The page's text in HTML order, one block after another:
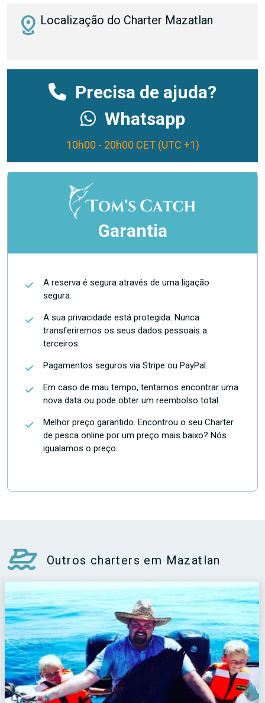
distance Localização do Charter Mazatlan
Precisa de ajuda?
Whatsapp
10h00 - 20h00 CET (UTC +1)
Garantia
A reserva é segura através de uma ligação
segura.
A sua privacidade está protegida. Nunca
transferiremos os seus dados pessoais a
terceiros.
Pagamentos seguros via Stripe ou PayPal.
Em caso de mau tempo, tentamos encontrar uma
nova data ou pode obter um reembolso total.
Melhor preço garantido. Encontrou o seu Charter
de pesca online por um preço mais baixo? Nós
igualamos o preço.
Outros charters em Mazatlan